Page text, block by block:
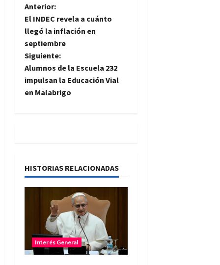
N
a
v
e
g
ó
e
Anterior:
El INDEC revela a cuánto
llegó la inflación en
septiembre
Siguiente:
Alumnos de la Escuela 232
impulsan la Educación Vial
en Malabrigo
HISTORIAS RELACIONADAS
Interés General